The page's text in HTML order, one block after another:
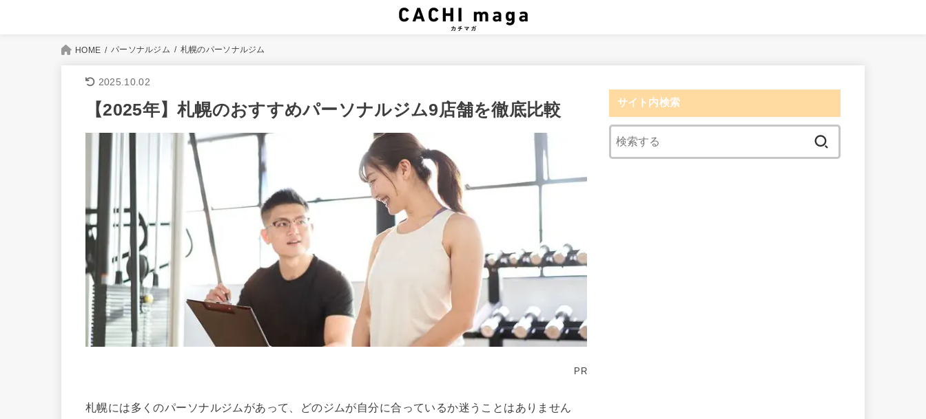
HOME パーソナルジム 札幌のパーソナルジム
2025.10.02
【2025年】札幌のおすすめパーソナルジム9店舗を徹底比較
PR
札幌には多くのパーソナルジムがあって、どのジムが自分に合っているか迷うことはありません
サイト内検索